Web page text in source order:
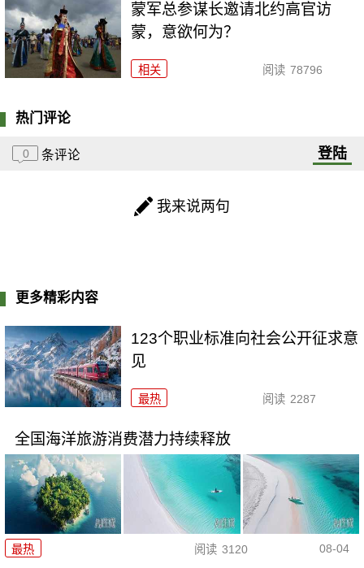
​蒙军总参谋长邀请北约高官访
蒙，意欲何为？
相关 阅读 78796
热门评论
0 条评论 登陆
我来说两句
更多精彩内容
123个职业标准向社会公开征求意
见
最热 阅读 2287
全国海洋旅游消费潜力持续释放
最热 阅读 3120 08-04